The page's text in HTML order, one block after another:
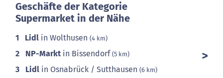
Geschäfte der Kategorie
Supermarket in der Nähe
1 Lidl in Wolthusen (4 km)
2 NP-Markt in Bissendorf(5 km)
3 Lidl in Osnabrück / Sutthausen (6 km)